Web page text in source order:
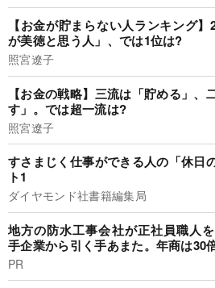
【お金が貯まらない人ランキング
が美徳と思う人」、では1位は?
照宮遼子
【お金の戦略】三流は「貯める」、
す」。では超一流は?
照宮遼子
すさまじく仕事ができる人の「休日
ト1
ダイヤモンド社書籍編集局
地方の防水工事会社が正社員職人
手企業から引く手あまた。年商は30
PR